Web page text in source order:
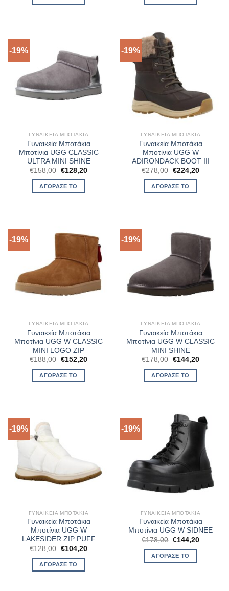
-19%
ΓΥΝΑΙΚΕΊΑ ΜΠΟΤΆΚΙΑ
Γυναικεία Μποτάκια
Μποτίνια UGG CLASSIC
ULTRA MINI SHINE
€158,00 Original
was:
€158,00.
€128,20Η
ΑΓΌΡΑΣΈ ΤΟ
-19%
ΓΥΝΑΙΚΕΊΑ ΜΠΟΤΆΚΙΑ
Γυναικεία Μποτάκια
Μποτίνια UGG W
ADIRONDACK BOOT III
€278,00 Original
was:
€278,00.
€224,20Η
ΑΓΌΡΑΣΈ ΤΟ
-19%
ΓΥΝΑΙΚΕΊΑ ΜΠΟΤΆΚΙΑ
Γυναικεία Μποτάκια
Μποτίνια UGG W CLASSIC
MINI LOGO ZIP
€188,00 Original
was:
€188,00.
€152,20Η
ΑΓΌΡΑΣΈ ΤΟ
-19%
ΓΥΝΑΙΚΕΊΑ ΜΠΟΤΆΚΙΑ
Γυναικεία Μποτάκια
Μποτίνια UGG W CLASSIC
MINI SHINE
€178,00 Original
was:
€178,00.
€144,20Η
ΑΓΌΡΑΣΈ ΤΟ
-19%
ΓΥΝΑΙΚΕΊΑ ΜΠΟΤΆΚΙΑ
Γυναικεία Μποτάκια
Μποτίνια UGG W
LAKESIDER ZIP PUFF
€128,00 Original
was:
€128,00.
€104,20Η
ΑΓΌΡΑΣΈ ΤΟ
-19%
ΓΥΝΑΙΚΕΊΑ ΜΠΟΤΆΚΙΑ
Γυναικεία Μποτάκια
Μποτίνια UGG W SIDNEE
€178,00 Original
was:
€178,00.
€144,20Η
ΑΓΌΡΑΣΈ ΤΟ